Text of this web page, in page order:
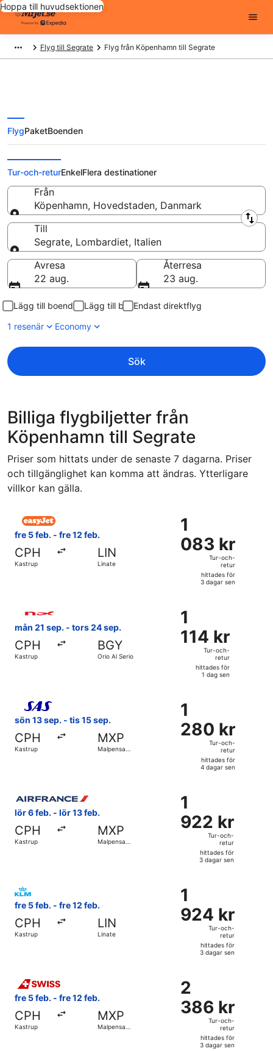
Hoppa till huvudsektionen
Flyg till Segrate Flyg från Köpenhamn till Segrate
Flyg från Köpenhamn till Segrate
från
FlygPaketBoenden
Tur-och-returEnkelFlera destinationer
Från
Köpenhamn, Hovedstaden, Danmark
Från
Till
Segrate, Lombardiet, Italien
Till
Avresa
22 aug.
Återresa
23 aug.
Lägg till boende Lägg till bil
Endast direktflyg
1 resenär
Economy
Sök
Billiga flygbiljetter från
Köpenhamn till Segrate
Priser som hittats under de senaste 7 dagarna. Priser
och tillgänglighet kan komma att ändras. Ytterligare
villkor kan gälla.
fre 5 feb. - fre 12 feb.
CPH
Kastrup
LIN
Linate
1
083 kr
Tur-
retur,
hittades
dagar
sen
1
083 kr
Tur-och-
retur
hittades för
3 dagar sen
Välj flyg med easyJet, med avresa fre 5 feb. från
mån 21 sep. - tors 24 sep.
CPH
Kastrup
BGY
Orio Al Serio
1
114 kr
Tur-
retur,
hittades
dag
sen
1
114 kr
Tur-och-
retur
hittades för
1 dag sen
sön 13 sep. - tis 15 sep.
CPH
Kastrup
MXP
Malpensa
1
280 kr
Tur-
retur,
hittades
dagar
sen
1
280 kr
Tur-och-
retur
hittades för
4 dagar sen
Välj flyg med Scandinavian Airlines, med avresa sön
lör 6 feb. - lör 13 feb.
CPH
Kastrup
MXP
Malpensa
1
922 kr
Tur-
retur,
hittades
dagar
sen
1
922 kr
Tur-och-
retur
hittades för
3 dagar sen
fre 5 feb. - fre 12 feb.
CPH
Kastrup
LIN
Linate
1
924 kr
Tur-
retur,
hittades
dagar
sen
1
924 kr
Tur-och-
retur
hittades för
3 dagar sen
Välj flyg med KLM, med avresa fre 5 feb. från Kastrup
fre 5 feb. - fre 12 feb.
CPH
Kastrup
MXP
Malpensa
2
386 kr
Tur-
retur,
hittades
2
386 kr
Tur-och-
retur
hittades för
3 dagar sen
Välj flyg med Swiss International Air Lines, med